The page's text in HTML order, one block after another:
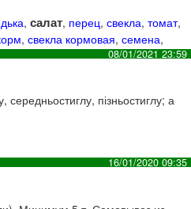
,салат, перец,свекла,томат,
,свекла кормовая,семена,
08/01/2021 23:59
пізньостиглу; а
16/01/2020 09:35